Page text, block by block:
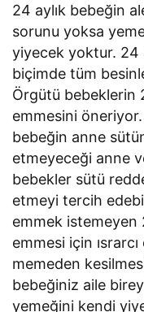
24 aylık bebeğin
sorunu yoksa
yiyecek yoktur. 24
biçimde tüm
Örgütü bebeklerin
emmesini öneriyor.
bebeğin anne
etmeyeceği anne
bebekler sütü
etmeyi tercih
emmek istemeyen
emmesi için ısrarcı
memeden
bebeğiniz aile
yemeğini kendi